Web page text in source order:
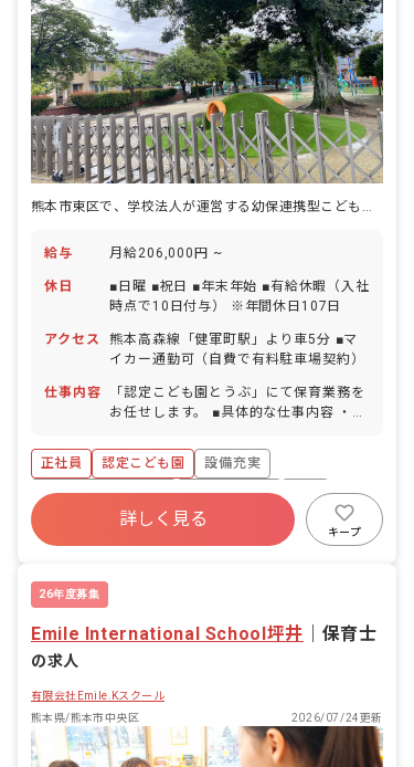
熊本市東区で、学校法人が運営する幼保連携型こども園。昇給・退職金制度で長期キャリアを描く。
給与 月給206,000円 ~
休日
■日曜 ■祝日 ■年末年始 ■有給休暇（入社
時点で10日付与） ※年間休日107日
アクセス
熊本高森線「健軍町駅」より車5分 ■マ
イカー通勤可（自費で有料駐車場契約）
仕事内容
「認定こども園とうぶ」にて保育業務を
お任せします。 ■具体的な仕事内容 ・ピ
・クラス通信作成 ・壁面制作 ・外遊び
・園外へのお散歩
正社員 認定こども園
設備充実
ボーナス・賞与あり
社会保険完備
有給
福利厚生充実
退職金制度
残業少なめ
詳しく見る
キープ
26年度募集
Emile International School坪井 保育士
の求人
有限会社Emile.Kスクール
熊本県/熊本市中央区
2026/07/24更新